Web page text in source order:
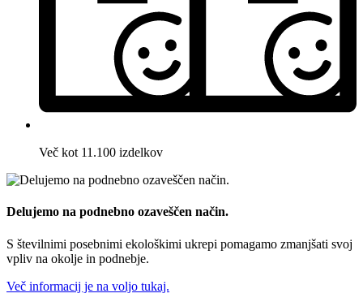
Več kot 11.100 izdelkov
Delujemo na podnebno ozaveščen način.
S številnimi posebnimi ekološkimi ukrepi pomagamo zmanjšati svoj
vpliv na okolje in podnebje.
Več informacij je na voljo tukaj.